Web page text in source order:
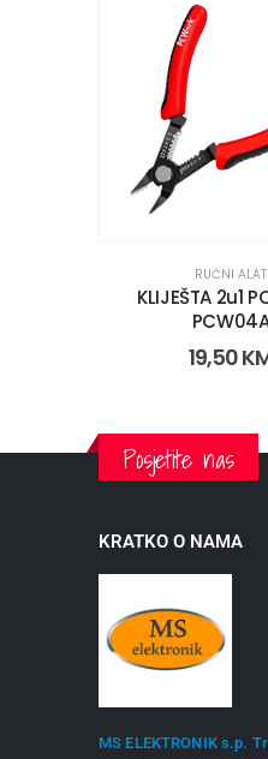
RUČNI ALAT
KLIJEŠTA 2u1
19,50
Posjetite nas
KRATKO O NAMA
MS ELEKTRONIK s.p.